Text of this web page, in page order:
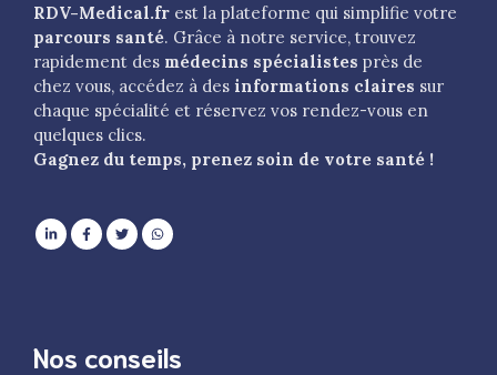
RDV-Medical.fr est la plateforme qui simplifie votre
parcours santé. Grâce à notre service, trouvez
rapidement des médecins spécialistes près de
chez vous, accédez à des informations claires sur
chaque spécialité et réservez vos rendez-vous en
quelques clics.
Gagnez du temps, prenez soin de votre santé !
Nos conseils